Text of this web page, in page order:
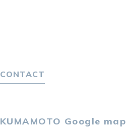
KUMAMOTO Google map
CONTACT